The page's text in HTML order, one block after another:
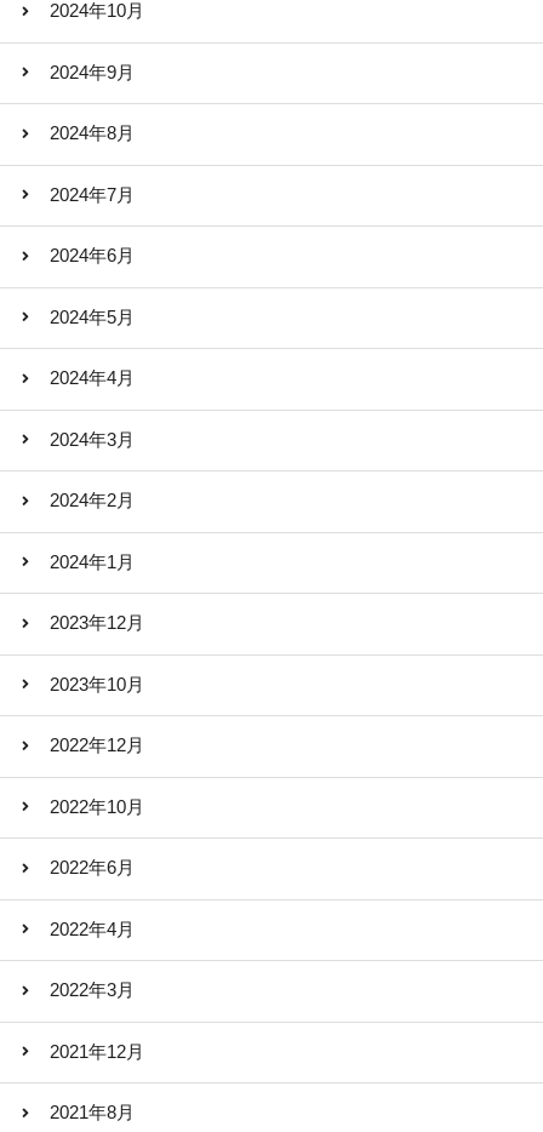
2024年10月
2024年9月
2024年8月
2024年7月
2024年6月
2024年5月
2024年4月
2024年3月
2024年2月
2024年1月
2023年12月
2023年10月
2022年12月
2022年10月
2022年6月
2022年4月
2022年3月
2021年12月
2021年8月